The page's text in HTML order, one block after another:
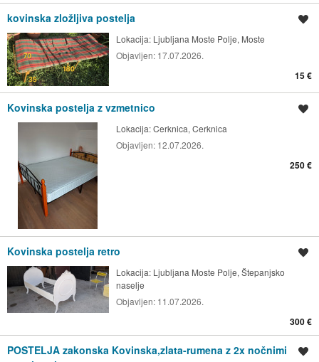
kovinska zložljiva postelja
Lokacija: Ljubljana Moste Polje, Moste
Objavljen: 17.07.2026.
15 €
Kovinska postelja z vzmetnico
Lokacija:Cerknica, Cerknica
Objavljen: 12.07.2026.
250 €
Kovinska postelja retro
Lokacija: Ljubljana Moste Polje, Štepanjsko
naselje
Objavljen: 11.07.2026.
300 €
POSTELJA zakonska Kovinska,zlata-rumena z 2x nočnimi